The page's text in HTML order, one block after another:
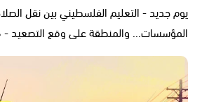
يوم جديد - التعليم الفلسطيني بين نقل
المؤسسات... والمنطقة على وقع التصعيد - 03.08.2026